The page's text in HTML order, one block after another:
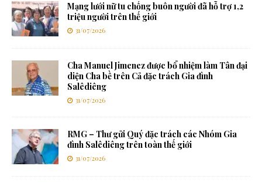
Mạng lưới nữ tu chống buôn người đã hỗ trợ 1,2
triệu người trên thế giới
31/07/2026
Cha Manuel Jimenez được bổ nhiệm làm Tân đại
diện Cha bề trên Cả đặc trách Gia đình
Salêdiêng
31/07/2026
RMG – Thư gửi Quý đặc trách các Nhóm Gia
đình Salêdiêng trên toàn thế giới
31/07/2026